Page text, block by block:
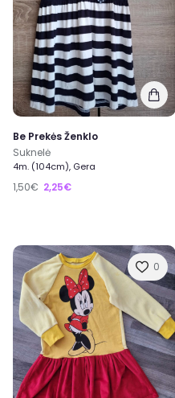
Be Prekės Ženklo
Suknelė
4m. (104cm), Gera
1,50€ 2,25€
0